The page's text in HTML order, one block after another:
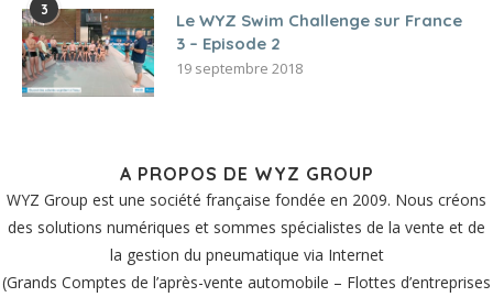
3
Le WYZ Swim Challenge sur France
3 – Episode 2
19 septembre 2018
A PROPOS DE WYZ GROUP
WYZ Group est une société française fondée en 2009. Nous créons
des solutions numériques et sommes spécialistes de la vente et de
la gestion du pneumatique via Internet
(Grands Comptes de l’après-vente automobile – Flottes d’entreprises